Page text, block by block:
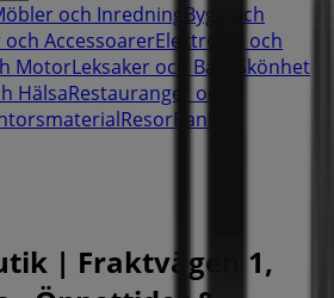
och Inredning Bygg och
och AccessoarerElektronik och
MotorLeksaker och Barn
Skönhet
HälsaRestauranger och
ResorBanker
| Fraktvägen 1,